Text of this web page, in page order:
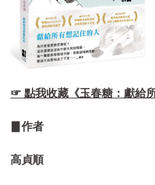
☞ 點我收藏《玉春糖：獻給
▊作者
高貞順